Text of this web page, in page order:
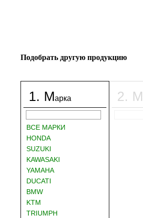
Подобрать другую продукцию
1. Марка
ВСЕ МАРКИ
HONDA
SUZUKI
KAWASAKI
YAMAHA
DUCATI
BMW
KTM
TRIUMPH
2. М